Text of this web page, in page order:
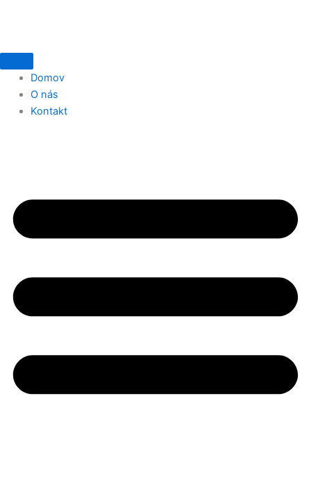
Domov
O nás
Kontakt